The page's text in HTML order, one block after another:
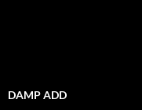
DAMP ADD